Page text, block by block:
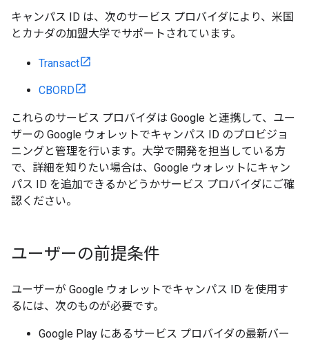
キャンパス ID は、次のサービス プロバイダにより、米国
とカナダの加盟大学でサポートされています。
Transact
CBORD
これらのサービス プロバイダは Google と連携して、ユー
ザーの Google ウォレットでキャンパス ID のプロビジョ
ニングと管理を行います。大学で開発を担当している方
で、詳細を知りたい場合は、Google ウォレットにキャン
パス ID を追加できるかどうかサービス プロバイダにご確
認ください。
ユーザーの前提条件
ユーザーが Google ウォレットでキャンパス ID を使用す
るには、次のものが必要です。
Google Play にあるサービス プロバイダの最新バー